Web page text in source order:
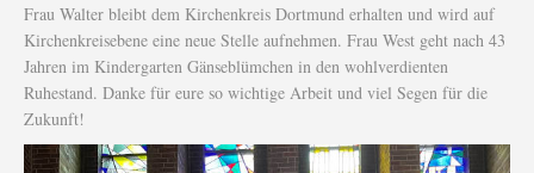
Frau Walter bleibt dem Kirchenkreis Dortmund erhalten und wird auf
Kirchenkreisebene eine neue Stelle aufnehmen. Frau West geht nach 43
Jahren im Kindergarten Gänseblümchen in den wohlverdienten
Ruhestand. Danke für eure so wichtige Arbeit und viel Segen für die
Zukunft!